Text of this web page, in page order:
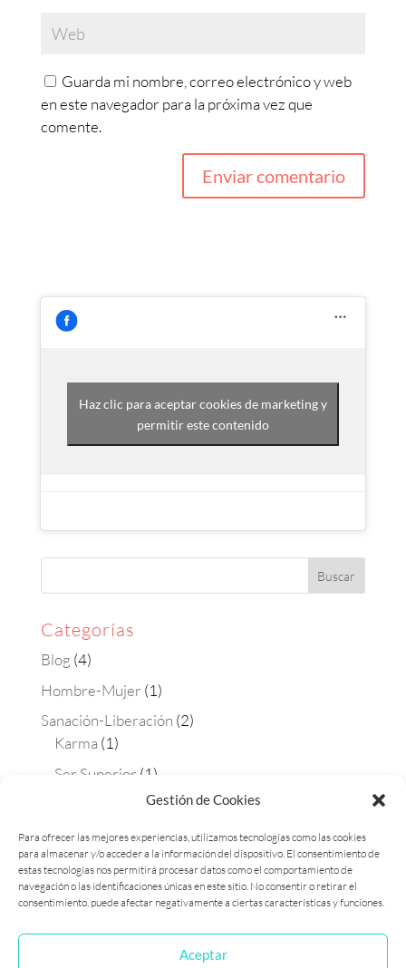
Gestión de Cookies
Para ofrecer las mejores experiencias, utilizamos tecnologías como las cookies
para almacenar y/o acceder a la información del dispositivo. El consentimiento de
estas tecnologías nos permitirá procesar datos como el comportamiento de
navegación o las identificaciones únicas en este sitio. No consentir o retirar el
consentimiento, puede afectar negativamente a ciertas características y funciones.
Aceptar
Guarda mi nombre, correo electrónico y web
en este navegador para la próxima vez que
comente.
Haz clic para aceptar cookies de marketing y
permitir este contenido
Categorías
Blog (4)
Hombre-Mujer (1)
Sanación-Liberación (2)
Karma (1)
Ser Superior (1)
Constelaciones(1)
Matrix Maestra(1)